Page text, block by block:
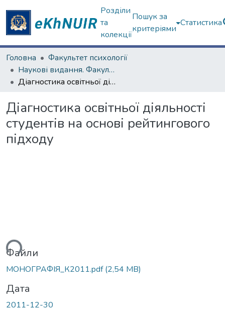
Розділи
та
колекції
Пошук за
критеріями
Статистика
Головна
Факультет психології
Наукові видання. Факультет психології
Діагностика освітньої діяльності студентів на основі рейтингового підходу
Діагностика освітньої діяльності
студентів на основі рейтингового
підходу
Файли
МОНОГРАФІЯ_К2011.pdf(2,54 MB)
Дата
2011-12-30